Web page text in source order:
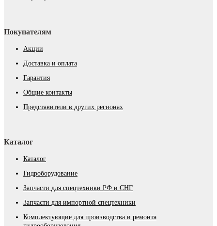
Покупателям
Акции
Доставка и оплата
Гарантия
Общие контакты
Представители в других регионах
Каталог
Каталог
Гидроборудование
Запчасти для спецтехники РФ и СНГ
Запчасти для импортной спецтехники
Комплектующие для производства и ремонта